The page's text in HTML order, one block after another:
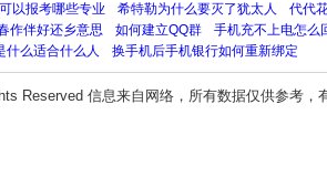
以报考哪些专业 希特勒为什么要灭了犹太人 代代
作伴好还乡意思 如何建立QQ群 手机充不上电怎么
什么适合什么人 换手机后手机银行如何重新绑定
Reserved 信息来自网络，所有数据仅供参考，